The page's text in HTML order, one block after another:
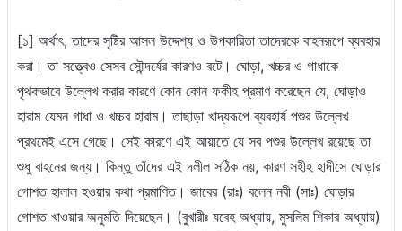
[১] অর্থাৎ, তাদের সৃষ্টির আসল উদ্দেশ্য ও উপকারিতা তাদেরকে বাহনরূপে ব্যবহার
করা। তা সত্ত্বেও সেসব সৌন্দর্যের কারণও বটে। ঘোড়া, খচ্চর ও গাধাকে
পৃথকভাবে উল্লেখ করার কারণে কোন কোন ফকীহ প্রমাণ করেছেন যে, ঘোড়াও
হারাম যেমন গাধা ও খচ্চর হারাম। তাছাড়া খাদ্যরূপে ব্যবহার্য পশুর উল্লেখ
প্রথমেই এসে গেছে। সেই কারণে এই আয়াতে যে সব পশুর উল্লেখ রয়েছে তা
শুধু বাহনের জন্য। কিন্তু তাঁদের এই দলীল সঠিক নয়, কারণ সহীহ হাদীসে ঘোড়ার
গোশত হালাল হওয়ার কথা প্রমাণিত। জাবের (রাঃ) বলেন নবী (সাঃ) ঘোড়ার
গোশত খাওয়ার অনুমতি দিয়েছেন। (বুখারীঃ যবেহ অধ্যায়, মুসলিম শিকার অধ্যায়)